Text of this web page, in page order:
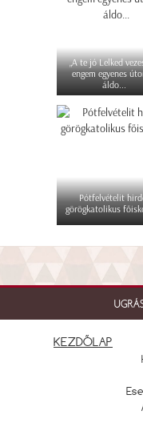
„A te jó Lelked
engem egyenes
áldo...
Pótfelvételit
görögkatolikus
KEZDŐLAP